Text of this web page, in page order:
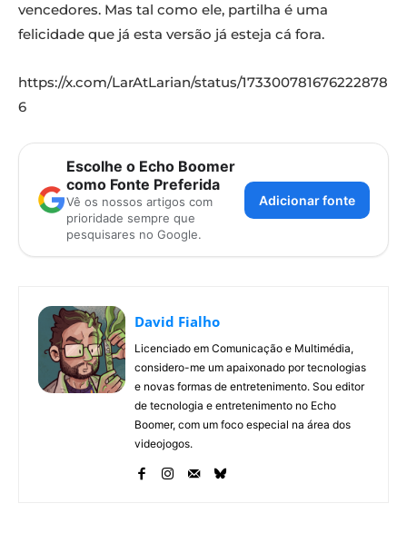
vencedores. Mas tal como ele, partilha é uma
felicidade que já esta versão já esteja cá fora.
https://x.com/LarAtLarian/status/173300781676222878
6
Escolhe o Echo Boomer
como Fonte Preferida
Vê os nossos artigos com
prioridade sempre que
pesquisares no Google.
Adicionar fonte
David Fialho
Licenciado em Comunicação e Multimédia,
considero-me um apaixonado por tecnologias
e novas formas de entretenimento. Sou editor
de tecnologia e entretenimento no Echo
Boomer, com um foco especial na área dos
videojogos.